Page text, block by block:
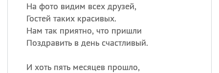
На фото видим всех друзей,
Гостей таких красивых.
Нам так приятно, что пришли
Поздравить в день счастливый.
И хоть пять месяцев прошло,